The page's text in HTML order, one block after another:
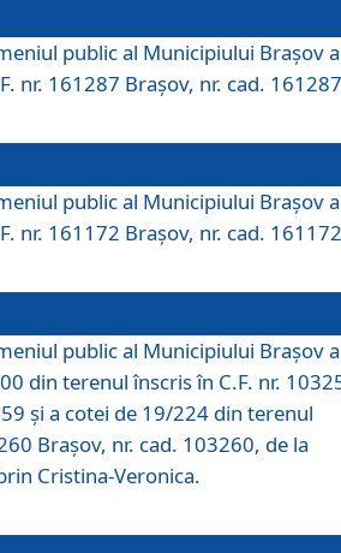
public al Municipiului Braşov a
nr. 161287 Brașov, nr. cad.
public al Municipiului Braşov a
nr. 161172 Brașov, nr. cad.
public al Municipiului Braşov a
din terenul înscris în C.F. nr.
și a cotei de 19/224 din terenul
Brașov, nr. cad. 103260, de la
Cristina-Veronica.